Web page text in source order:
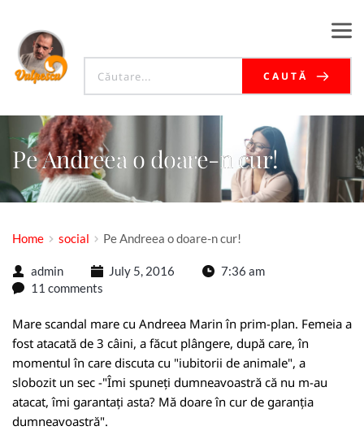
CAUTĂ
Pe Andreea o doare-n cur!
Home social Pe Andreea o doare-n cur!
admin July 5, 2016
7:36 am
11 comments
Mare scandal mare cu Andreea Marin în prim-plan. Femeia a
fost atacată de 3 câini, a făcut plângere, după care, în
momentul în care discuta cu "iubitorii de animale", a
slobozit un sec -"Îmi spuneți dumneavoastră că nu m-au
atacat, îmi garantați asta? Mă doare în cur de garanția
dumneavoastră".